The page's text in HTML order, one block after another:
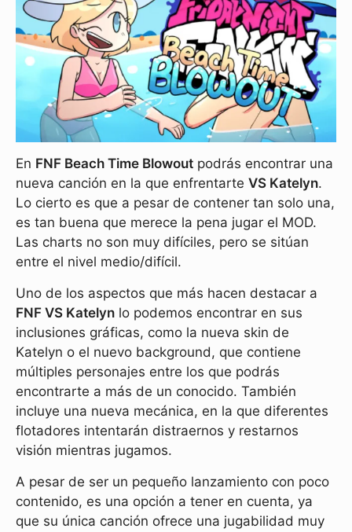
En FNF Beach Time Blowout podrás encontrar una
nueva canción en la que enfrentarte VS Katelyn.
Lo cierto es que a pesar de contener tan solo una,
es tan buena que merece la pena jugar el MOD.
Las charts no son muy difíciles, pero se sitúan
entre el nivel medio/difícil.
Uno de los aspectos que más hacen destacar a
FNF VS Katelyn lo podemos encontrar en sus
inclusiones gráficas, como la nueva skin de
Katelyn o el nuevo background, que contiene
múltiples personajes entre los que podrás
encontrarte a más de un conocido. También
incluye una nueva mecánica, en la que diferentes
flotadores intentarán distraernos y restarnos
visión mientras jugamos.
A pesar de ser un pequeño lanzamiento con poco
contenido, es una opción a tener en cuenta, ya
que su única canción ofrece una jugabilidad muy